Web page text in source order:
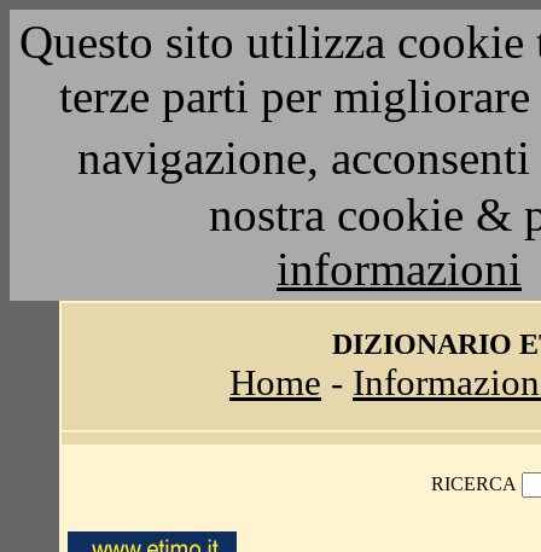
Questo sito utilizza
terze parti per
navigazione,
nostra cookie &
informazioni
DIZIONARIO
Home -
RICERCA